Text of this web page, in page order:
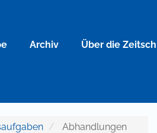
Archiv Über die
Abhandlungen